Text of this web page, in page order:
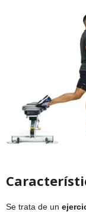
Se trata de un